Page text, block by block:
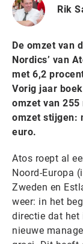
Rik
De omzet van
Nordics’ van
met 6,2
Vorig jaar
omzet van
omzet stijgen:
euro.
Atos roept al
Noord-Europa
Zweden en
weer: in het
directie dat het
nieuwe